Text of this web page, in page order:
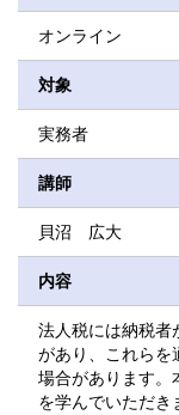
オンライン
対象
実務者
講師
貝沼 広大
内容
法人税には納税者
があり、これらを
場合があります。
を学んでいただき